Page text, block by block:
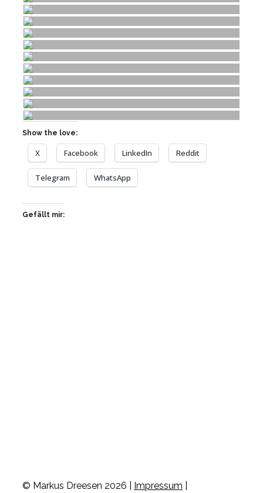
Show the love:
X Facebook LinkedIn Reddit
Telegram WhatsApp
Gefällt mir:
© Markus Dreesen 2026 | Impressum